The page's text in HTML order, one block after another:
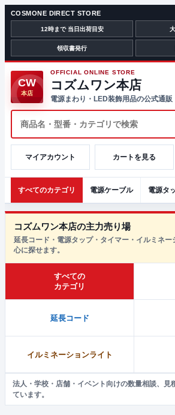
COSMONE DIRECT STORE
12時まで 当日出荷目安
領収書発行
CW
本店
OFFICIAL ONLINE STORE
コズムワン本店
電源まわり・LED装飾用品の公式通販
マイアカウント カートを見る
すべてのカテゴリ 電源ケーブル 電源タ
コズムワン本店の主力売り場
延長コード・電源タップ・タイマー・イルミネ
心に探せます。
すべての
カテゴリ
延長コード
イルミネーションライト
法人・学校・店舗・イベント向けの数量相談、見
ています。